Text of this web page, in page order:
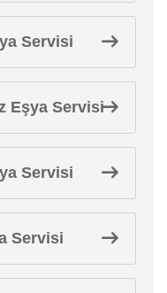
Servisi
Eşya Servisi
Servisi
Servisi